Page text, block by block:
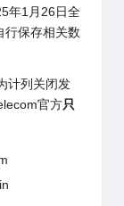
年1月26日全
行保存相关数
计列关闭发
官方只